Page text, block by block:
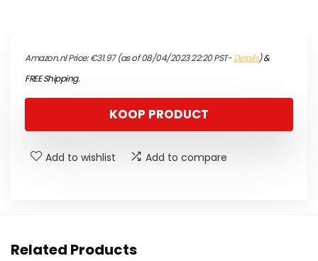
Amazon.nl Price:€31.97(as of 08/04/2023 22:20 PST-Details)&
FREE Shipping.
KOOP PRODUCT
Add to wishlist Add to compare
Related Products